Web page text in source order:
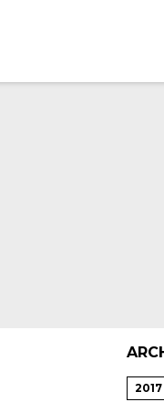
2017